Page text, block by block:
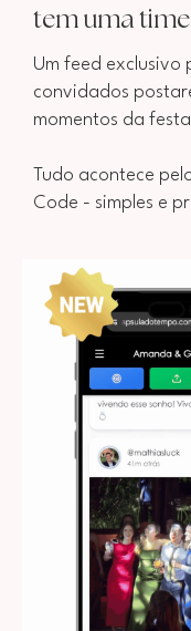
tem uma
Um feed exclusivo
convidados
momentos da
Tudo acontece
Code - simples e